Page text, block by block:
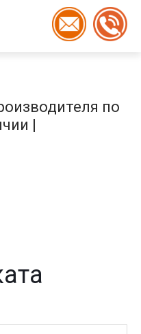
по
|